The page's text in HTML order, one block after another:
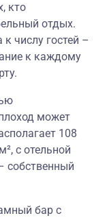
кто
отдых.
числу гостей –
к каждому
может
108
с отельной
собственный
бар с